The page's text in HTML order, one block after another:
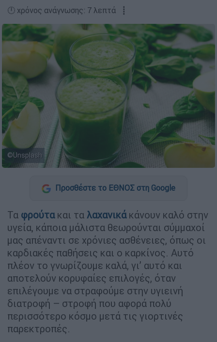
🕛 χρόνος ανάγνωσης: 7 λεπτά ┋
©Unsplash
Προσθέστε το ΕΘΝΟΣ στη Google
Τα φρούτακαι τα λαχανικάκάνουν καλό στην
υγεία, κάποια μάλιστα θεωρούνται σύμμαχοί
μας απέναντι σε χρόνιες ασθένειες, όπως οι
καρδιακές παθήσεις και ο καρκίνος. Αυτό
πλέον το γνωρίζουμε καλά, γι’ αυτό και
αποτελούν κορυφαίες επιλογές, όταν
επιλέγουμε να στραφούμε στην υγιεινή
διατροφή – στροφή που αφορά πολύ
περισσότερο κόσμο μετά τις γιορτινές
παρεκτροπές.